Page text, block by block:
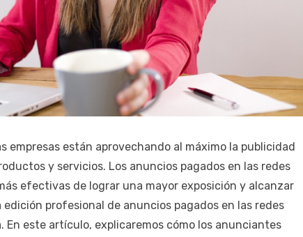
empresas están aprovechando al máximo la publicidad
y servicios. Los anuncios pagados en las redes
efectivas de lograr una mayor exposición y alcanzar
profesional de anuncios pagados en las redes
En este artículo, explicaremos cómo los anunciantes